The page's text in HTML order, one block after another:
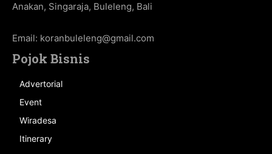
Anakan, Singaraja, Buleleng, Bali
Email: koranbuleleng@gmail.com
Pojok Bisnis
Advertorial
Event
Wiradesa
Itinerary